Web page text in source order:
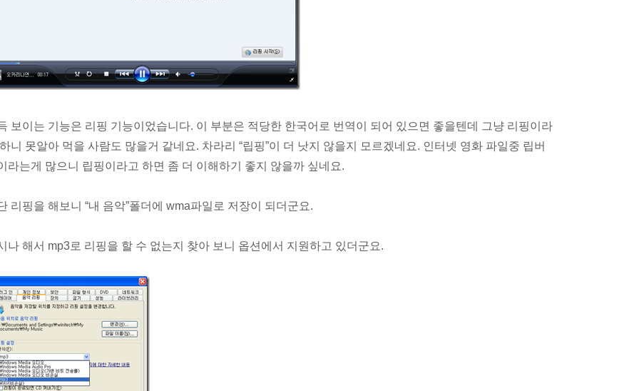
보이는 기능은 리핑 기능이었습니다. 이 부분은 적당한 한국어로 번역이 되어 있으면 좋을텐데 그냥 리핑이라
니 못알아 먹을 사람도 많을거 같네요. 차라리 “립핑”이 더 낫지 않을지 모르겠네요. 인터넷 영화 파일중 립버
라는게 많으니 립핑이라고 하면 좀 더 이해하기 좋지 않을까 싶네요.
리핑을 해보니 “내 음악”폴더에 wma파일로 저장이 되더군요.
나 해서 mp3로 리핑을 할 수 없는지 찾아 보니 옵션에서 지원하고 있더군요.